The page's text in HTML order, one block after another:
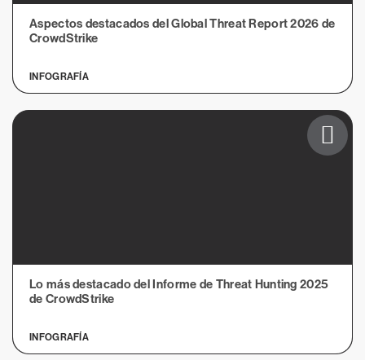
Aspectos destacados del Global Threat Report 2026 de
CrowdStrike
INFOGRAFÍA
Lo más destacado del Informe de Threat Hunting 2025
de CrowdStrike
INFOGRAFÍA